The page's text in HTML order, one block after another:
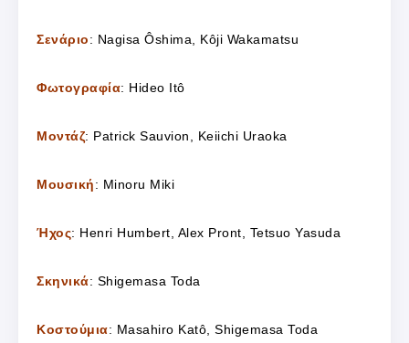
Σενάριο: Nagisa Ôshima, Kôji Wakamatsu
Φωτογραφία: Hideo Itô
Μοντάζ: Patrick Sauvion, Keiichi Uraoka
Μουσική: Minoru Miki
Ήχος: Henri Humbert, Alex Pront, Tetsuo Yasuda
Σκηνικά: Shigemasa Toda
Κοστούμια: Masahiro Katô, Shigemasa Toda